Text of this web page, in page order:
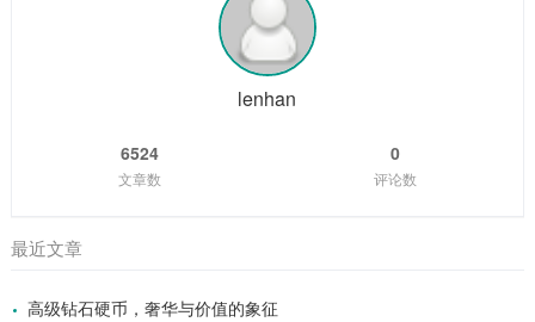
的奖励，这些奖励可谓丰富多彩，从稀有的英雄皮肤、珍贵的
英雄角色，到各种游戏道具和加成，应有尽有，对于玩家而
言，一个有效的CDKEY兑换码就像是一份意外之喜，能让他们
在游戏中获得更多的乐趣和优势...
lenhan
6524
文章数
0
评论数
最近文章
高级钻石硬币，奢华与价值的象征